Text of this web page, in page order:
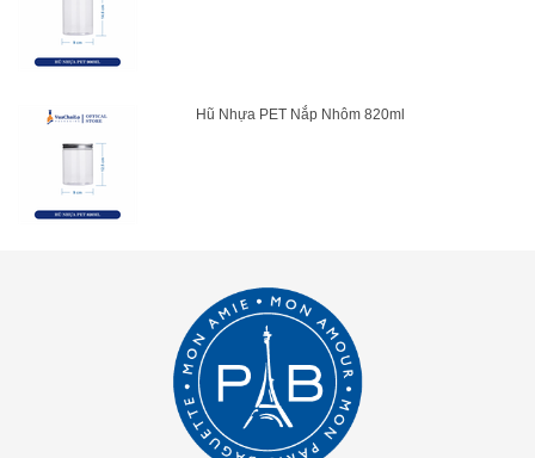
Hũ Nhựa PET Nắp Nhôm 820ml